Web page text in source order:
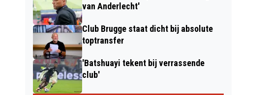
van Anderlecht'
Club Brugge staat dicht bij absolute
toptransfer
'Batshuayi tekent bij verrassende
club'